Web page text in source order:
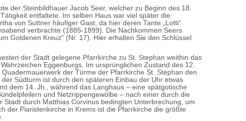
der Steinbildhauer Jacob Seer, welcher zu Beginn des 18.
entfaltete. Im selben Haus war viel später die
von Suttner häufiger Gast, da hier deren Tante „Lotti“
verbrachte (1885-1899). Die Nachkommen Seers
Goldenen Kreuz“ (Nr. 17). Hier erhalten Sie den Schlüssel
der Stadt gelegene Pfarrkirche zu St. Stephan weithin das
Eggenburgs. Im ursprünglichen Zustand des 12.
der Türme der Pfarrkirche St. Stephan den
Südturm ist durch den späteren Einbau der Uhr etwas
dem 14. Jh., während das Langhaus – eine spätgotische
und Netzrippengewölbe – nach einer durch die
Stadt durch Matthias Corvinus bedingten Unterbrechung, um
der Piaristenkirche in Krems ist die Pfarrkirche die größte